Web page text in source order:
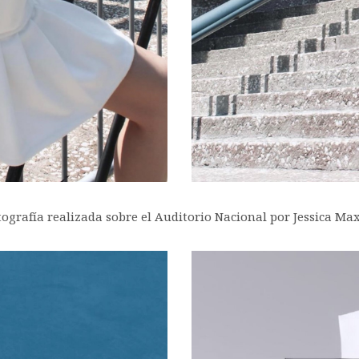
realizada sobre el Auditorio Nacional por Jessica